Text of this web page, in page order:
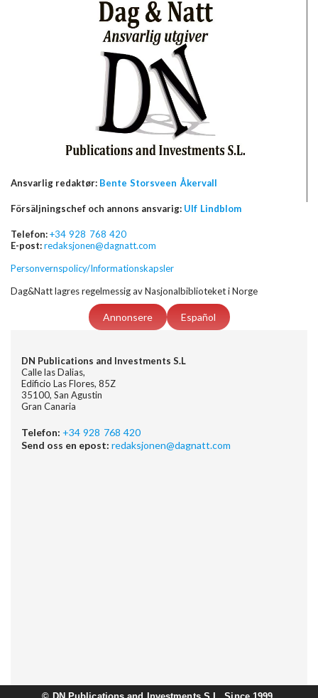
Ansvarlig redaktør: Bente Storsveen Åkervall
Försäljningschef och annons ansvarig: Ulf Lindblom
Telefon:+34 928 768 420
E-post:redaksjonen@dagnatt.com
Personvernspolicy/Informationskapsler
Dag&Natt lagres regelmessig av Nasjonalbiblioteket i Norge
Annonsere Español
DN Publications and Investments S.L
Calle las Dalias,
Edificio Las Flores, 85Z
35100, San Agustin
Gran Canaria
Telefon: +34 928 768 420
Send oss en epost: redaksjonen@dagnatt.com